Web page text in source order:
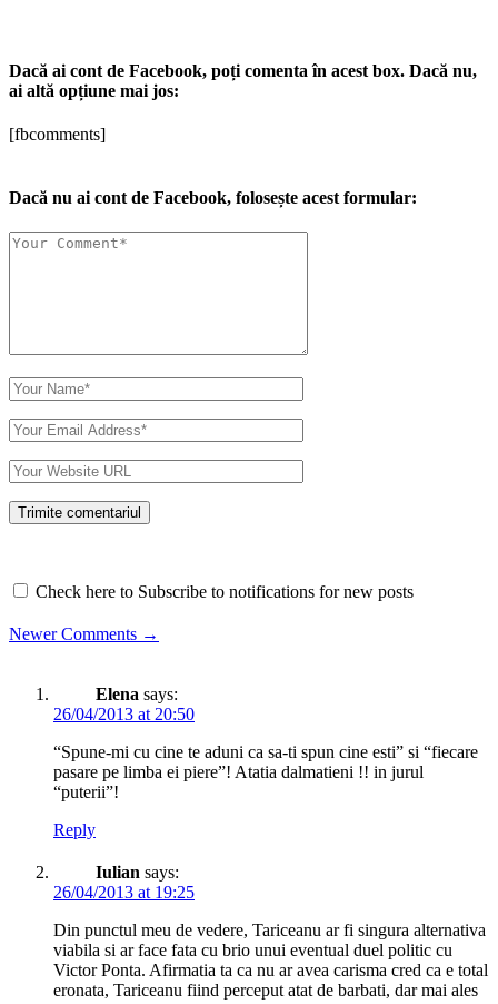
Dacă ai cont de Facebook, poți comenta în acest box. Dacă nu,
ai altă opțiune mai jos:
[fbcomments]
Dacă nu ai cont de Facebook, folosește acest formular:
Check here to Subscribe to notifications for new posts
Comment
Newer Comments →
Elena says:
26/04/2013 at 20:50
“Spune-mi cu cine te aduni ca sa-ti spun cine esti” si “fiecare
pasare pe limba ei piere”! Atatia dalmatieni !! in jurul
“puterii”!
Reply
Iulian says:
26/04/2013 at 19:25
Din punctul meu de vedere, Tariceanu ar fi singura alternativa
viabila si ar face fata cu brio unui eventual duel politic cu
Victor Ponta. Afirmatia ta ca nu ar avea carisma cred ca e total
eronata, Tariceanu fiind perceput atat de barbati, dar mai ales